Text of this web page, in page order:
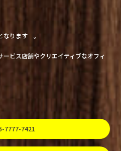
なります 。
ビス店舗やクリエイティブなオフィ
7777-7421